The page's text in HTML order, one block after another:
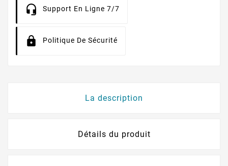
Support En Ligne 7/7
Politique De Sécurité
La description
Détails du produit